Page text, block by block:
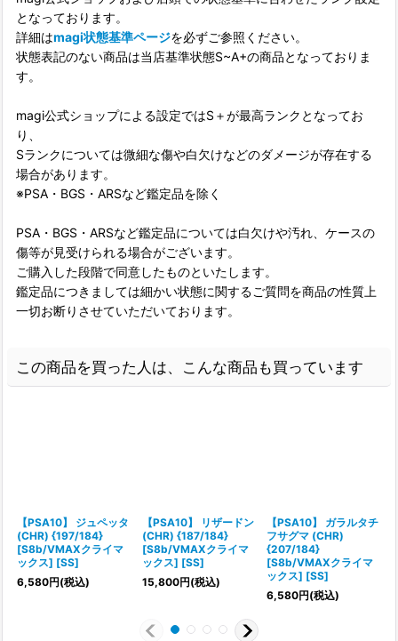
となっております。
詳細はmagi状態基準ページを必ずご参照ください。
状態表記のない商品は当店基準状態S~A+の商品となっておりま
す。
magi公式ショップによる設定ではS＋が最高ランクとなってお
り、
Sランクについては微細な傷や白欠けなどのダメージが存在する
場合があります。
※PSA・BGS・ARSなど鑑定品を除く
PSA・BGS・ARSなど鑑定品については白欠けや汚れ、ケースの
傷等が見受けられる場合がございます。
ご購入した段階で同意したものといたします。
鑑定品につきましては細かい状態に関するご質問を商品の性質上
一切お断りさせていただいております。
この商品を買った人は、こんな商品も買っています
【PSA10】 ジュペッタ
(CHR) {197/184}
[S8b/VMAXクライマ
ックス] [SS]
6,580円(税込)
【PSA10】 リザードン
(CHR) {187/184}
[S8b/VMAXクライマ
ックス] [SS]
15,800円(税込)
【PSA10】 ガラルタチ
フサグマ (CHR)
{207/184}
[S8b/VMAXクライマ
ックス] [SS]
6,580円(税込)